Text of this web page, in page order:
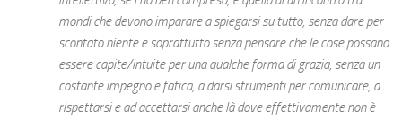
mondi che devono imparare a spiegarsi su tutto, senza dare per
scontato niente e soprattutto senza pensare che le cose possano
essere capite/intuite per una qualche forma di grazia, senza un
costante impegno e fatica, a darsi strumenti per comunicare, a
rispettarsi e ad accettarsi anche là dove effettivamente non è